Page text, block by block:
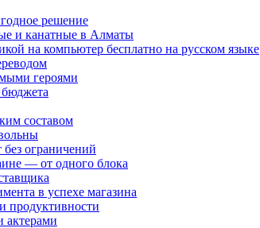
решение
и канатные в Алматы
на компьютер бесплатно на русском языке
героями
составом
ограничений
— от одного блока
в успехе магазина
продуктивности
актерами